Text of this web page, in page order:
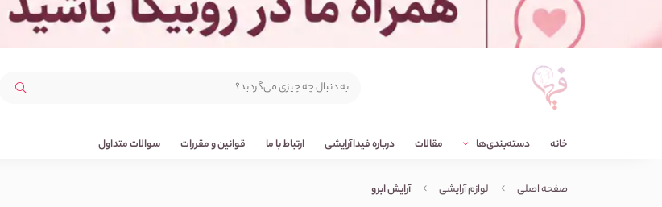
خانه دسته‌بندی‌ها مقالات درباره فیداآرایشی ارتباط با ما قوانین و مقررات سوالات متداول
صفحه اصلی لوازم آرایشی آرایش ابرو